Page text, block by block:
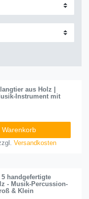
aus Holz |
Instrument mit
Warenkorb
Versandkosten
handgefertigte
- Musik-Percussion-
& Klein